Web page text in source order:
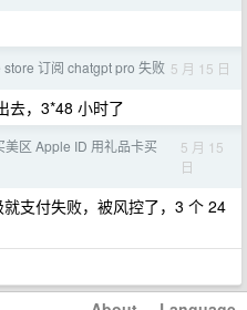
store 订阅 chatgpt pro 失败 5 月 15 日
去，3*48 小时了
美区 Apple ID 用礼品卡买
5 月 15
日
支付失败，被风控了，3 个 24